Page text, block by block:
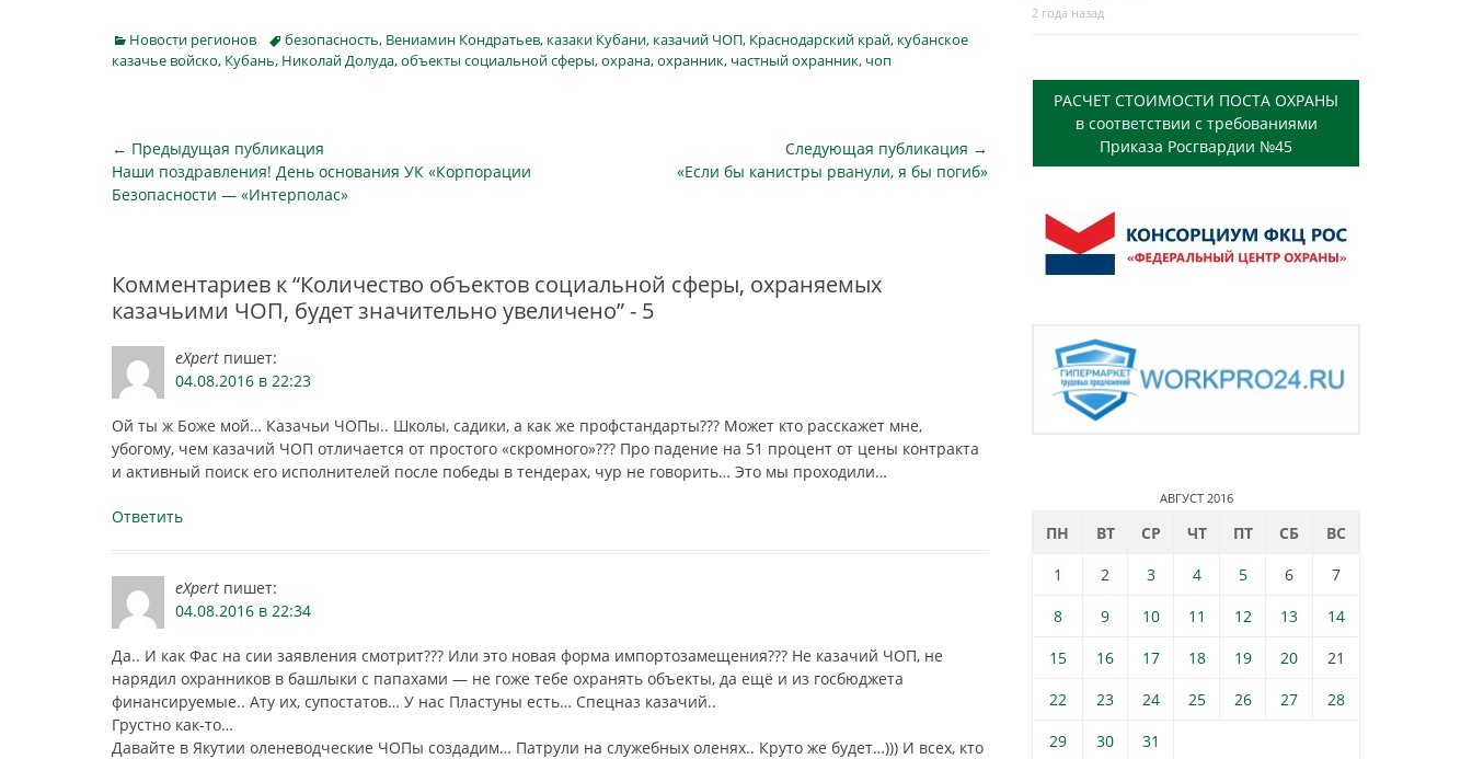
муниципалитетов готовы будут
передать под охрану казачьим
частным охранным предприятиям
пятницу…
ближайшее время. Какова его
предполагаемая численность, кто в
нем будет служить — призывники
отношении российского казачества
на 2021-2030 годы на территории
округа обсудили в ходе заседания
округа по делам казачества,
пишет…
Categories
Новости регионов Tagsбезопасность, Вениамин Кондратьев, казаки Кубани, казачий ЧОП, Краснодарский край, кубанское
казачье войско, Кубань, Николай Долуда,объекты социальной сферы,охрана,охранник, частный охранник, чоп
Навигация
по
← Предыдущая публикация
Предыдущая
публикация
Наши поздравления! День основания УК «Корпорации
Безопасности — «Интерполас»
Следующая публикация →
«Если бы канистры рванули, я бы погиб»
Комментариев к “Количество объектов социальной сферы, охраняемых
казачьими ЧОП, будет значительно увеличено” - 5
eXpert пишет:
04.08.2016 в 22:23
Ой ты ж Боже мой… Казачьи ЧОПы.. Школы, садики, а как же профстандарты??? Может кто расскажет мне,
убогому, чем казачий ЧОП отличается от простого «скромного»??? Про падение на 51 процент от цены контракта
и активный поиск его исполнителей после победы в тендерах, чур не говорить… Это мы проходили…
Ответить
eXpert пишет:
04.08.2016 в 22:34
Да.. И как Фас на сии заявления смотрит??? Или это новая форма импортозамещения??? Не казачий ЧОП, не
нарядил охранников в башлыки с папахами — не гоже тебе охранять объекты, да ещё и из госбюджета
финансируемые.. Ату их, супостатов… У нас Пластуны есть… Спецназ казачий..
Грустно как-то…
Давайте в Якутии оленеводческие ЧОПы создадим… Патрули на служебных оленях.. Круто же будет…))) И всех, кто
2 года назад
РАСЧЕТ СТОИМОСТИ ПОСТА ОХРАНЫ
в соответствии с требованиями
Приказа Росгвардии №45
АВГУСТ 2016
ПН ВТ СР ЧТ ПТ СБ
ВС
1
2 3 4 5 6
7
8
9 10 11 12 13
14
15
16 17 18 19 20
21
22
23 24 25 26 27
28
29
30 31